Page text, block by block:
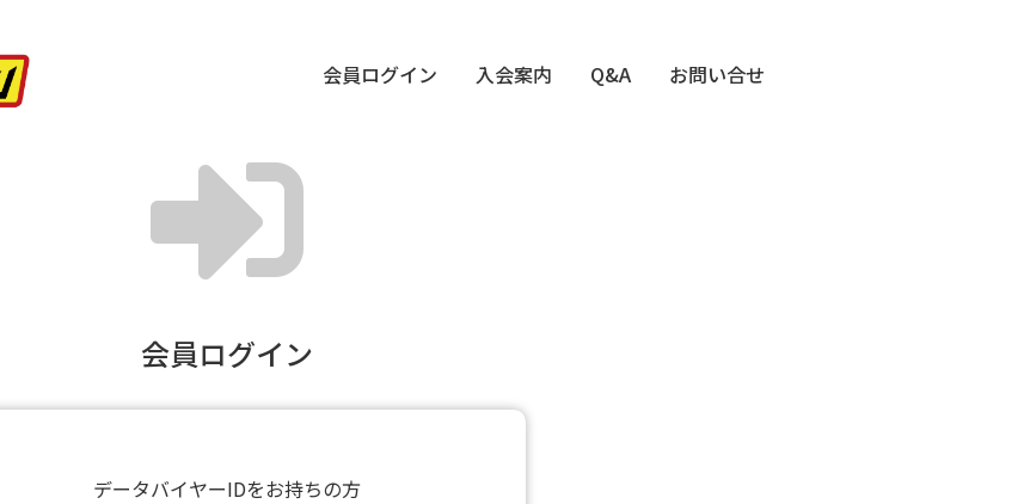
会員ログイン 入会案内 Q&A お問い合せ
会員ログイン
データバイヤーIDをお持ちの方